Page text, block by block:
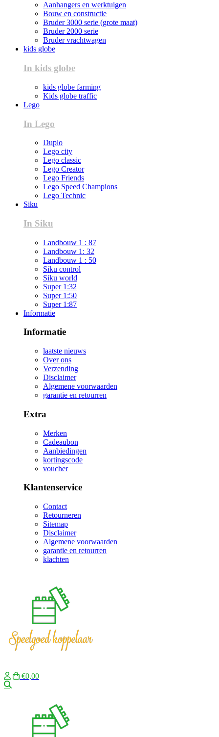
Aanhangers en werktuigen
Bouw en constructie
Bruder 3000 serie (grote maat)
Bruder 2000 serie
Bruder vrachtwagen
kids globe
In kids globe
kids globe farming
Kids globe traffic
Lego
In Lego
Duplo
Lego city
Lego classic
Lego Creator
Lego Friends
Lego Speed Champions
Lego Technic
Siku
In Siku
Landbouw 1 : 87
Landbouw 1: 32
Landbouw 1 : 50
Siku control
Siku world
Super 1:32
Super 1:50
Super 1:87
Informatie
Informatie
laatste nieuws
Over ons
Verzending
Disclaimer
Algemene voorwaarden
garantie en retourren
Extra
Merken
Cadeaubon
Aanbiedingen
kortingscode
voucher
Klantenservice
Contact
Retourneren
Sitemap
Disclaimer
Algemene voorwaarden
garantie en retourren
klachten
€0,00